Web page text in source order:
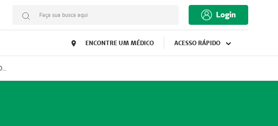
Faça sua busca aqui Login
ENCONTRE UM MÉDICO ACESSO RÁPIDO
Prestador Mosaicum Espaço Clínico Eireli (51004355-5)